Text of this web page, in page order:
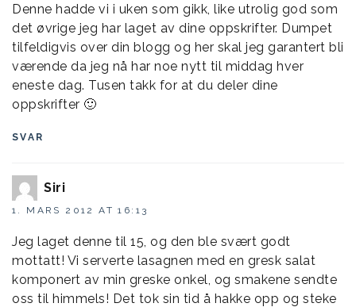
Denne hadde vi i uken som gikk, like utrolig god som
det øvrige jeg har laget av dine oppskrifter. Dumpet
tilfeldigvis over din blogg og her skal jeg garantert bli
værende da jeg nå har noe nytt til middag hver
eneste dag. Tusen takk for at du deler dine
oppskrifter 🙂
SVAR
Siri
1. MARS 2012 AT 16:13
Jeg laget denne til 15, og den ble svært godt
mottatt! Vi serverte lasagnen med en gresk salat
komponert av min greske onkel, og smakene sendte
oss til himmels! Det tok sin tid å hakke opp og steke